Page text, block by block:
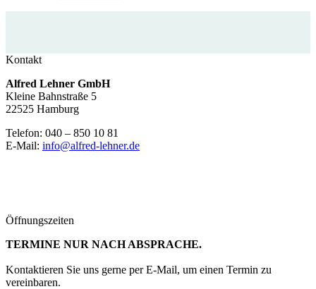
Kontakt
Alfred Lehner GmbH
Kleine Bahnstraße 5
22525 Hamburg
Telefon: 040 – 850 10 81
E-Mail: info@alfred-lehner.de
Öffnungszeiten
TERMINE NUR NACH ABSPRACHE.
Kontaktieren Sie uns gerne per E-Mail, um einen Termin zu
vereinbaren.